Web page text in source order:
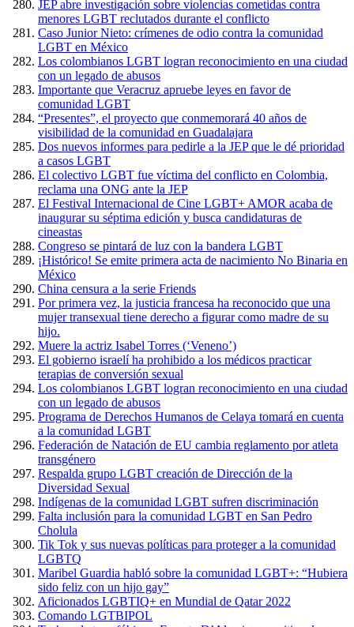
JEP abre investigación sobre violencias cometidas contra
menores LGBT reclutados durante el conflicto
Caso Junior Nieto: crímenes de odio contra la comunidad
LGBT en México
Los colombianos LGBT logran reconocimiento en una ciudad
con un legado de abusos
Importante que Veracruz apruebe leyes en favor de
comunidad LGBT
“Presentes”, el proyecto que conmemorará 40 años de
visibilidad de la comunidad en Guadalajara
Dos nuevos informes para pedirle a la JEP que le dé prioridad
a casos LGBT
El colectivo LGBT fue víctima del conflicto en Colombia,
reclama una ONG ante la JEP
El Festival Internacional de Cine LGBT+ AMOR acaba de
inaugurar su séptima edición y busca candidaturas de
cineastas
Congreso se pintará de luz con la bandera LGBT
¡Histórico! Se emite primera acta de nacimiento No Binaria en
México
China censura a la serie Friends
Por primera vez, la justicia francesa ha reconocido que una
mujer transexual tiene derecho a figurar como madre de su
hijo.
Muere la actriz Isabel Torres (‘Veneno’)
El gobierno israelí ha prohibido a los médicos practicar
terapias de conversión sexual
Los colombianos LGBT logran reconocimiento en una ciudad
con un legado de abusos
Programa de Derechos Humanos de Celaya tomará en cuenta
a la comunidad LGBT
Federación de Natación de EU cambia reglamento por atleta
transgénero
Respalda grupo LGBT creación de Dirección de la
Diversidad Sexual
Indígenas de la comunidad LGBT sufren discriminación
Falta inclusión para la comunidad LGBT en San Pedro
Cholula
Tik Tok y sus nuevas políticas para proteger a la comunidad
LGBTQ
Maribel Guardia habló sobre la comunidad LGBT+: “Hubiera
sido feliz con un hijo gay”
Aficionados LGBTIQ+ en Mundial de Qatar 2022
Comando LGTBIPOL